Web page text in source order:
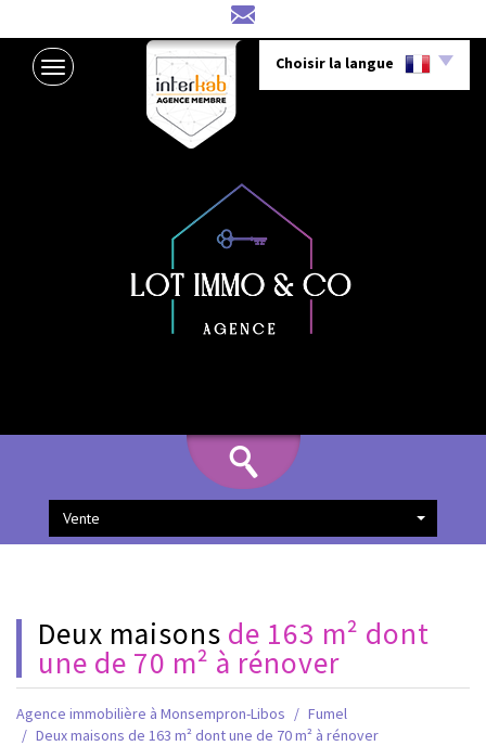
Choisir la langue
Vente
deux maisons de 163 m² dont
une de 70 m² à rénover
Agence immobilière à Monsempron-Libos
Fumel
Deux maisons de 163 m² dont une de 70 m² à rénover